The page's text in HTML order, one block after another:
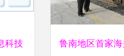
科技 鲁南地区首家